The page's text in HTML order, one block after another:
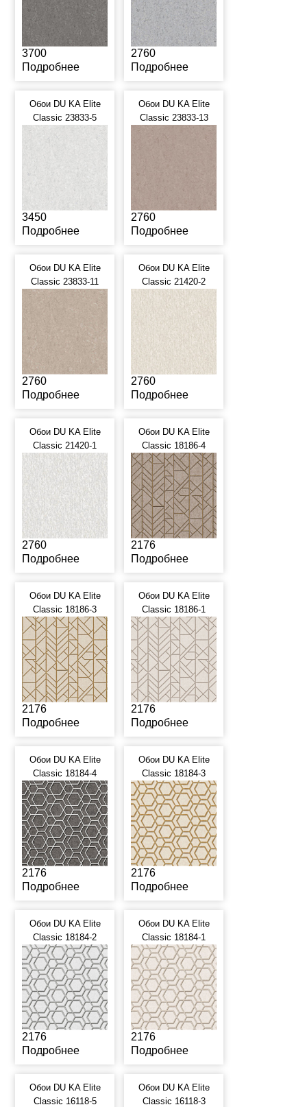
3700
Подробнее
2760
Подробнее
Обои DU KA Elite
Classic 23833-5
3450
Подробнее
Обои DU KA Elite
Classic 23833-13
2760
Подробнее
Обои DU KA Elite
Classic 23833-11
2760
Подробнее
Обои DU KA Elite
Classic 21420-2
2760
Подробнее
Обои DU KA Elite
Classic 21420-1
2760
Подробнее
Обои DU KA Elite
Classic 18186-4
2176
Подробнее
Обои DU KA Elite
Classic 18186-3
2176
Подробнее
Обои DU KA Elite
Classic 18186-1
2176
Подробнее
Обои DU KA Elite
Classic 18184-4
2176
Подробнее
Обои DU KA Elite
Classic 18184-3
2176
Подробнее
Обои DU KA Elite
Classic 18184-2
2176
Подробнее
Обои DU KA Elite
Classic 18184-1
2176
Подробнее
Обои DU KA Elite
Classic 16118-5
Обои DU KA Elite
Classic 16118-3